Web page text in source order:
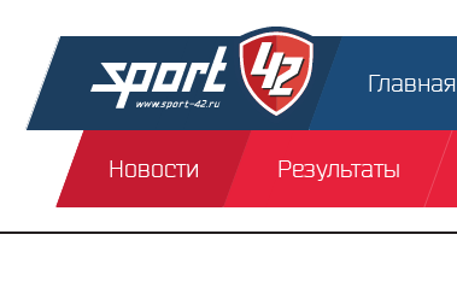
Главная
Новости Результаты